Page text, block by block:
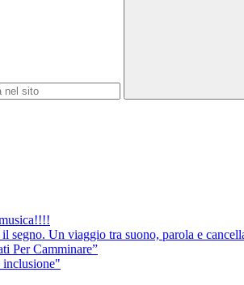
segno. Un viaggio tra suono, parola e
Per Camminare”
inclusione"